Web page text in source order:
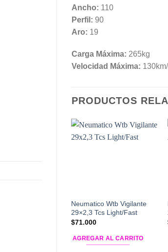
Ancho: 110
Perfil: 90
Aro: 19
Carga Máxima: 265kg
Velocidad Máxima:
PRODUCTOS
Neumatico Wtb Vigilante
29×2,3 Tcs Light/Fast
$71.000
AGREGAR AL CARRITO